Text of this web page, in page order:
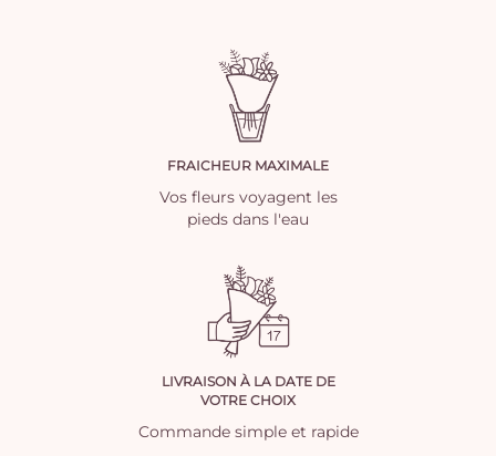
FRAICHEUR MAXIMALE
Vos fleurs voyagent les
pieds dans l'eau
LIVRAISON À LA DATE DE
VOTRE CHOIX
Commande simple et rapide